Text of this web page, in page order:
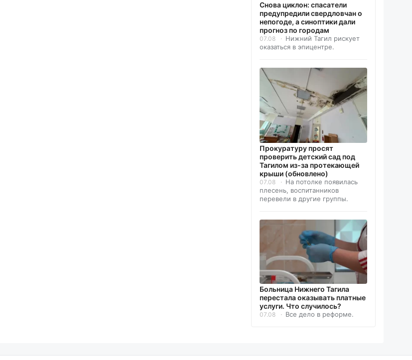
Снова циклон: спасатели
предупредили свердловчан о
непогоде, а синоптики дали
прогноз по городам
07.08
Нижний Тагил рискует
оказаться в эпицентре.
Прокуратуру просят
проверить детский сад под
Тагилом из-за протекающей
крыши (обновлено)
07.08
На потолке появилась
плесень, воспитанников
перевели в другие группы.
Больница Нижнего Тагила
перестала оказывать платные
услуги. Что случилось?
07.08 Все дело в реформе.